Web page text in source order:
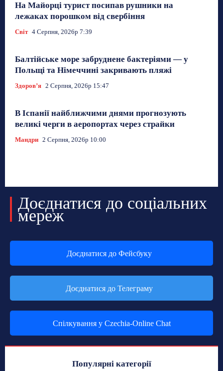
На Майорці турист посипав рушники на
лежаках порошком від свербіння
Світ 4 Серпня, 2026р 7:39
Балтійське море забруднене бактеріями — у
Польщі та Німеччині закривають пляжі
Здоровʼя 2 Серпня, 2026р 15:47
В Іспанії найближчими днями прогнозують
великі черги в аеропортах через страйки
Мандри 2 Серпня, 2026р 10:00
Доєднатися до соціальних
мереж
Доєднатися до Фейсбуку
Доєднатися до Телеграму
Спілкування у Czechia-Online Chat
Популярні категорії